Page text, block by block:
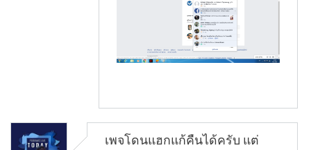
เพจโดนแฮกแก้คืนได้ครับ แต่